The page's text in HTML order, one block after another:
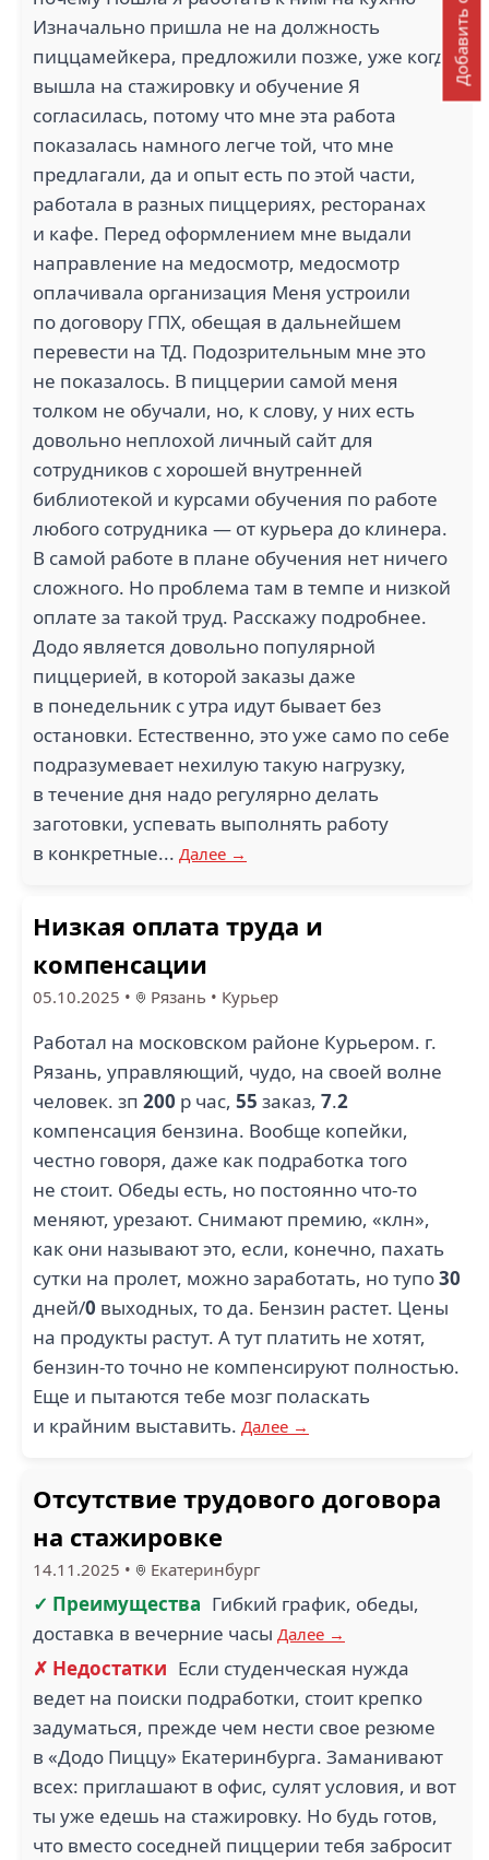
Изначально пришла не на должность
пиццамейкера, предложили позже, уже когда
вышла на стажировку и обучение Я
согласилась, потому что мне эта работа
показалась намного легче той, что мне
предлагали, да и опыт есть по этой части,
работала в разных пиццериях, ресторанах
и кафе. Перед оформлением мне выдали
направление на медосмотр, медосмотр
оплачивала организация Меня устроили
по договору ГПХ, обещая в дальнейшем
перевести на ТД. Подозрительным мне это
не показалось. В пиццерии самой меня
толком не обучали, но, к слову, у них есть
довольно неплохой личный сайт для
сотрудников с хорошей внутренней
библиотекой и курсами обучения по работе
любого сотрудника — от курьера до клинера.
В самой работе в плане обучения нет ничего
сложного. Но проблема там в темпе и низкой
оплате за такой труд. Расскажу подробнее.
Додо является довольно популярной
пиццерией, в которой заказы даже
в понедельник с утра идут бывает без
остановки. Естественно, это уже само по себе
подразумевает нехилую такую нагрузку,
в течение дня надо регулярно делать
заготовки, успевать выполнять работу
в конкретные... Далее →
Низкая оплата труда и
компенсации
05.10.2025 • Рязань • Курьер
Работал на московском районе Курьером. г.
Рязань, управляющий, чудо, на своей волне
человек. зп 200 р час, 55 заказ, 7.2
компенсация бензина. Вообще копейки,
честно говоря, даже как подработка того
не стоит. Обеды есть, но постоянно что-то
меняют, урезают. Снимают премию, «клн»,
как они называют это, если, конечно, пахать
сутки на пролет, можно заработать, но тупо30
дней/0 выходных, то да. Бензин растет. Цены
на продукты растут. А тут платить не хотят,
бензин-то точно не компенсируют полностью.
Еще и пытаются тебе мозг поласкать
и крайним выставить. Далее →
Отсутствие трудового договора
на стажировке
14.11.2025 • Екатеринбург
✓ Преимущества Гибкий график, обеды,
доставка в вечерние часы Далее →
✗ Недостатки Если студенческая нужда
ведет на поиски подработки, стоит крепко
задуматься, прежде чем нести свое резюме
в «Додо Пиццу» Екатеринбурга. Заманивают
всех: приглашают в офис, сулят условия, и вот
ты уже едешь на стажировку. Но будь готов,
что вместо соседней пиццерии тебя забросит